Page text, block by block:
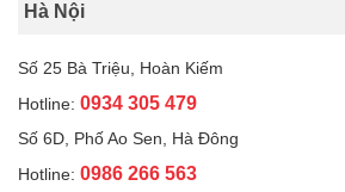
Hà Nội
Số 25 Bà Triệu, Hoàn Kiếm
Hotline: 0934 305 479
Số 6D, Phố Ao Sen, Hà Đông
Hotline: 0986 266 563